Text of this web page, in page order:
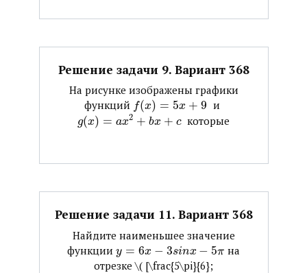
Решение задачи 9. Вариант 368
На рисунке изображены графики
функций ​ f(x) = 5x + 9 ​ и ​
g(x) = ax2 + bx + c ​ которые
Решение задачи 11. Вариант 368
Найдите наименьшее значение
функции ​ y = 6x − 3sinx − 5π ​ на
отрезке ​\( [\frac{5\pi}{6};